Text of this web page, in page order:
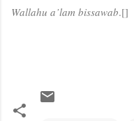
Wallahu a’lam bissawab.[]